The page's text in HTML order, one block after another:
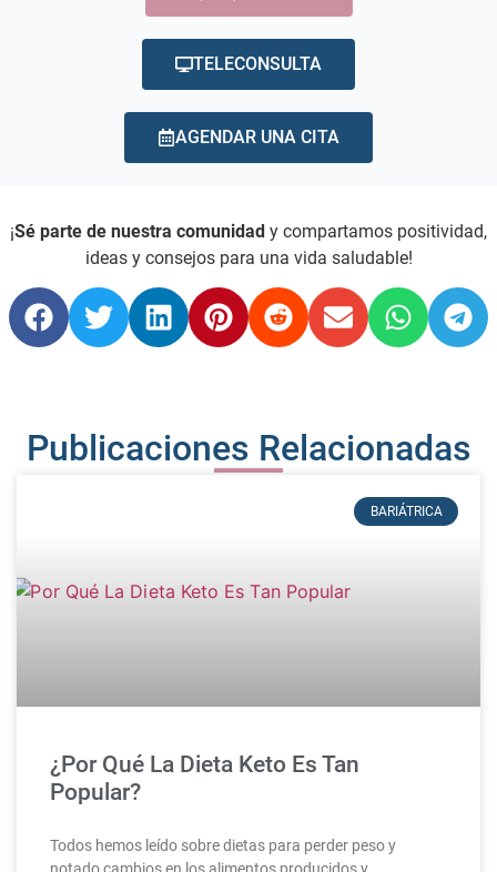
TELECONSULTA
AGENDAR UNA CITA
¡Sé parte de nuestra comunidad y compartamos positividad,
ideas y consejos para una vida saludable!
Publicaciones Relacionadas
BARIÁTRICA
¿Por Qué La Dieta Keto Es Tan
Popular?
Todos hemos leído sobre dietas para perder peso y